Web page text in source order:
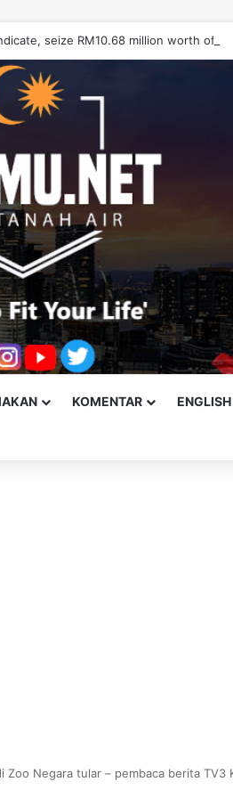
seize RM10.68 million worth of
KOMENTAR
Zoo Negara tular – pembaca berita TV3